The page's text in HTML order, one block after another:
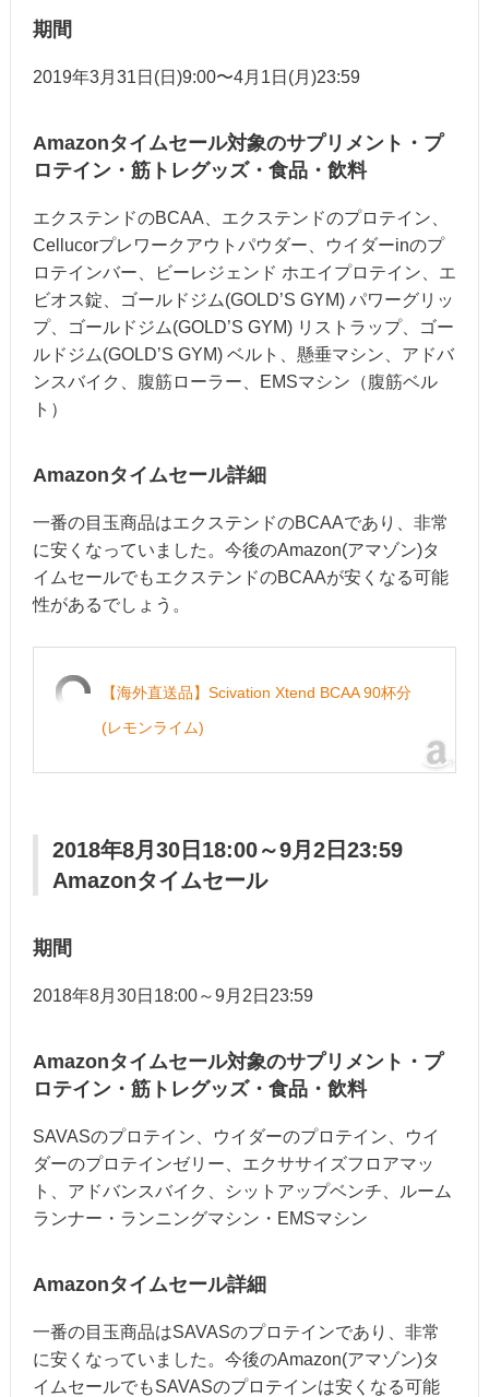
期間
2019年3月31日(日)9:00〜4月1日(月)23:59
Amazonタイムセール対象のサプリメント・プ
ロテイン・筋トレグッズ・食品・飲料
エクステンドのBCAA、エクステンドのプロテイン、
Cellucorプレワークアウトパウダー、ウイダーinのプ
ロテインバー、ビーレジェンド ホエイプロテイン、エ
ビオス錠、ゴールドジム(GOLD’S GYM) パワーグリッ
プ、ゴールドジム(GOLD’S GYM) リストラップ、ゴー
ルドジム(GOLD’S GYM) ベルト、懸垂マシン、アドバ
ンスバイク、腹筋ローラー、EMSマシン（腹筋ベル
ト）
Amazonタイムセール詳細
一番の目玉商品はエクステンドのBCAAであり、非常
に安くなっていました。今後のAmazon(アマゾン)タ
イムセールでもエクステンドのBCAAが安くなる可能
性があるでしょう。
【海外直送品】Scivation Xtend BCAA 90杯分
(レモンライム)
2018年8月30日18:00～9月2日23:59
Amazonタイムセール
期間
2018年8月30日18:00～9月2日23:59
Amazonタイムセール対象のサプリメント・プ
ロテイン・筋トレグッズ・食品・飲料
SAVASのプロテイン、ウイダーのプロテイン、ウイ
ダーのプロテインゼリー、エクササイズフロアマッ
ト、アドバンスバイク、シットアップベンチ、ルーム
ランナー・ランニングマシン・EMSマシン
Amazonタイムセール詳細
一番の目玉商品はSAVASのプロテインであり、非常
に安くなっていました。今後のAmazon(アマゾン)タ
イムセールでもSAVASのプロテインは安くなる可能